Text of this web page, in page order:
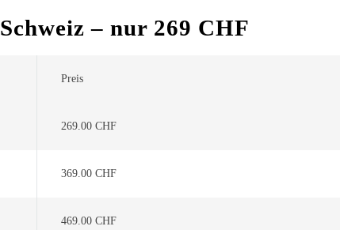
– nur 269 CHF
Preis
269.00 CHF
369.00 CHF
469.00 CHF